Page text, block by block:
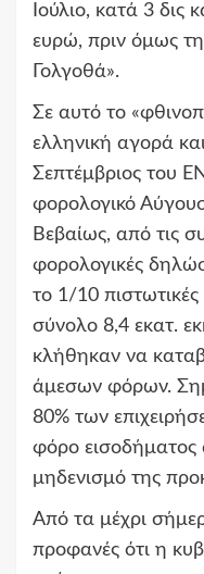
Ιούλιο, κατά 3 δις
ευρώ, πριν όμως
Γολγοθά».
Σε αυτό το
ελληνική αγορά
Σεπτέμβριος του
φορολογικό
Βεβαίως, από τις
φορολογικές
το 1/10
σύνολο 8,4 εκατ.
κλήθηκαν να
άμεσων φόρων.
80% των
φόρο
μηδενισμό της
Από τα μέχρι
προφανές ότι η